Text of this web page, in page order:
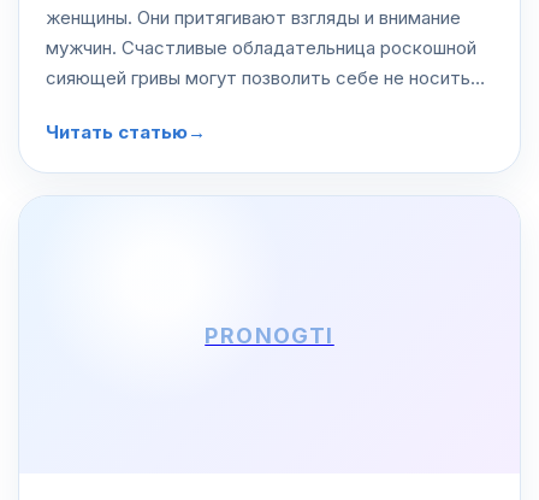
женщины. Они притягивают взгляды и внимание
мужчин. Счастливые обладательница роскошной
сияющей гривы могут позволить себе не носить
волосами надо ухаживать. Редко кому…
Читать статью→
PRONOGTI